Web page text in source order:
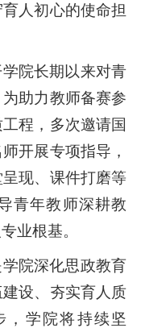
人初心的使命担
院长期以来对青
助力教师备赛参
程，多次邀请国
开展专项指导，
现、课件打磨等
青年教师深耕教
业根基。
院深化思政教育
设、夯实育人质
，学院将持续坚